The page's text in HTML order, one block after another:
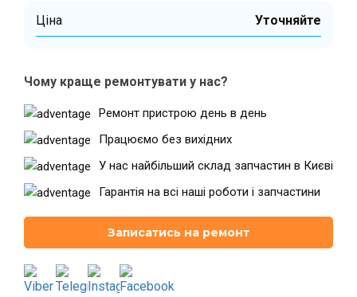
м. Київ, ТЦ LAKE PLAZA, вул. Героїв
м. Київ, вул. Казимира Малевича,
Дарниця
м. Київ, Комфорт Таун, вул.
Березнева, 16, корпус 3
Ціна Уточняйте
Чому краще ремонтувати у нас?
Ремонт пристрою день в день
Працюємо без вихідних
У нас найбільший склад запчастин в Києві
Гарантія на всі наші роботи і запчастини
Записатись на ремонт